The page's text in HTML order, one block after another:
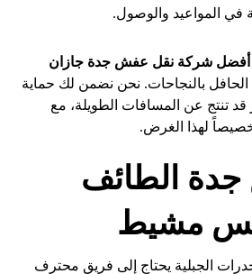
في المواعيد والوصول.
أفضل شركة نقل عفش جدة جازان
بالنجاحات. نحن نضمن لك حماية
تنتج عن المسافات الطويلة، مع
لهذا الغرض.
الطائف
مشيط
الجبلية يحتاج إلى فريق محترف